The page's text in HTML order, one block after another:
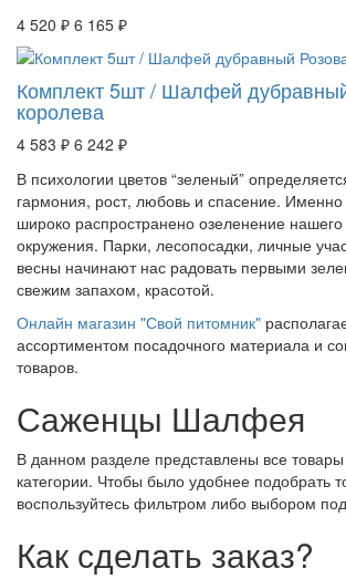
4 520 ₽ 6 165 ₽
Комплект 5шт / Шалфей
королева
4 583 ₽ 6 242 ₽
В психологии цветов “зеленый”
гармония, рост, любовь и спасение. Именно
широко распространено озеленение
окружения. Парки, лесопосадки, личные
весны начинают нас радовать первыми
свежим запахом, красотой.
Онлайн магазин "Свой питомник"
ассортиментом посадочного материала и
товаров.
Саженцы Шалфея
В данном разделе представлены все
категории. Чтобы было удобнее подобрать
воспользуйтесь фильтром либо выбором
Как сделать заказ?